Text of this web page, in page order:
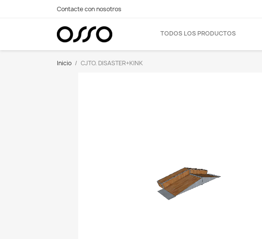
Contacte con nosotros
TODOS LOS PRODUCTOS
Inicio
CJTO. DISASTER+KINK